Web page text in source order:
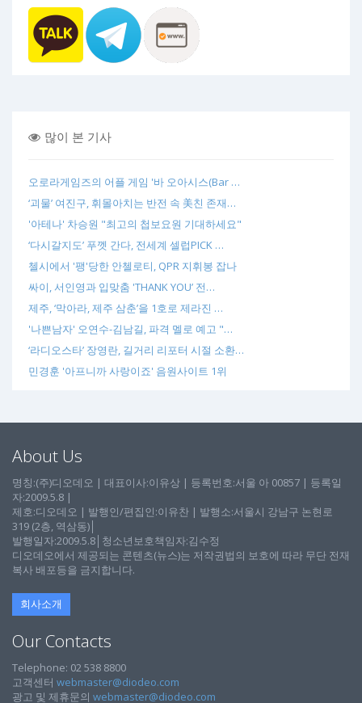
많이 본 기사
오로라게임즈의 어플 게임 '바 오아시스(Bar …
‘괴물’ 여진구, 휘몰아치는 반전 속 美친 존재…
'아테나' 차승원 "최고의 첩보요원 기대하세요"
‘다시갈지도’ 푸껫 간다, 전세계 셀럽PICK …
첼시에서 '팽'당한 안첼로티, QPR 지휘봉 잡나
싸이, 서인영과 입맞춤 'THANK YOU’ 전…
제주, ‘막아라, 제주 삼춘’을 1호로 제라진 …
'나쁜남자' 오연수-김남길, 파격 멜로 예고 "…
‘라디오스타’ 장영란, 길거리 리포터 시절 소환…
민경훈 '아프니까 사랑이죠' 음원사이트 1위
About Us
명칭:(주)디오데오 | 대표이사:이유상 | 등록번호:서울 아 00857 | 등록일
자:2009.5.8 |
제호:디오데오 | 발행인/편집인:이유찬 | 발행소:서울시 강남구 논현로
319 (2층, 역삼동)│
발행일자:2009.5.8│청소년보호책임자:김수정
디오데오에서 제공되는 콘텐츠(뉴스)는 저작권법의 보호에 따라 무단 전재
복사 배포등을 금지합니다.
회사소개
Our Contacts
Telephone: 02 538 8800
고객센터 webmaster@diodeo.com
광고 및 제휴문의 webmaster@diodeo.com